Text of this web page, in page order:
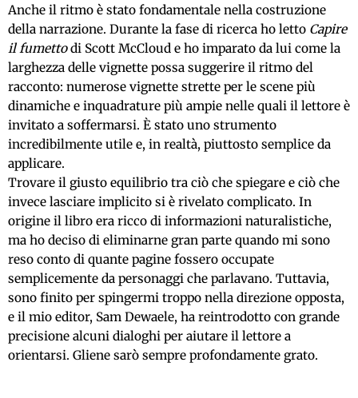
Anche il ritmo è stato fondamentale nella costruzione
della narrazione. Durante la fase di ricerca ho letto Capire
il fumettodi Scott McCloud e ho imparato da lui come la
larghezza delle vignette possa suggerire il ritmo del
racconto: numerose vignette strette per le scene più
dinamiche e inquadrature più ampie nelle quali il lettore è
invitato a soffermarsi. È stato uno strumento
incredibilmente utile e, in realtà, piuttosto semplice da
applicare.
Trovare il giusto equilibrio tra ciò che spiegare e ciò che
invece lasciare implicito si è rivelato complicato. In
origine il libro era ricco di informazioni naturalistiche,
ma ho deciso di eliminarne gran parte quando mi sono
reso conto di quante pagine fossero occupate
semplicemente da personaggi che parlavano. Tuttavia,
sono finito per spingermi troppo nella direzione opposta,
e il mio editor, Sam Dewaele, ha reintrodotto con grande
precisione alcuni dialoghi per aiutare il lettore a
orientarsi. Gliene sarò sempre profondamente grato.